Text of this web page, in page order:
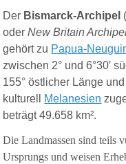
Der Bismarck-Archipel
oderNew Britain
gehört zu Papua-
zwischen 2° und 6°30′
155° östlicher Länge und
kulturell Melanesien
beträgt 49.658 km².
Die Landmassen sind teils
Ursprungs und weisen